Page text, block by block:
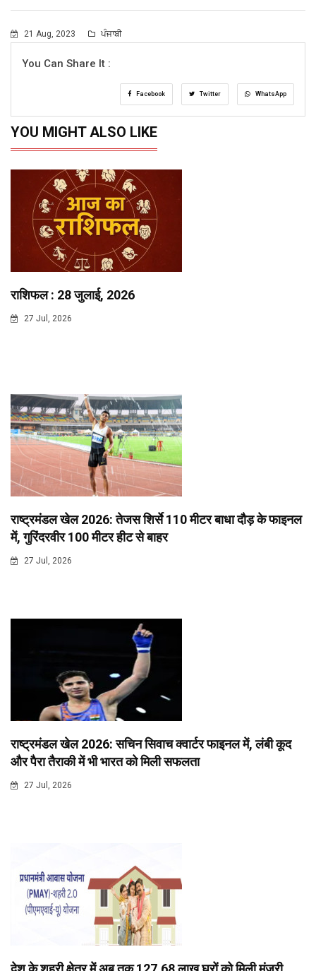
21 Aug, 2023 ਪੰਜਾਬੀ
You Can Share It :
Facebook Twitter WhatsApp
YOU MIGHT ALSO LIKE
राशिफल : 28 जुलाई, 2026
27 Jul, 2026
राष्ट्रमंडल खेल 2026: तेजस शिर्से 110 मीटर बाधा दौड़ के फाइनल
में, गुरिंदरवीर 100 मीटर हीट से बाहर
27 Jul, 2026
राष्ट्रमंडल खेल 2026: सचिन सिवाच क्वार्टर फाइनल में, लंबी कूद
और पैरा तैराकी में भी भारत को मिली सफलता
27 Jul, 2026